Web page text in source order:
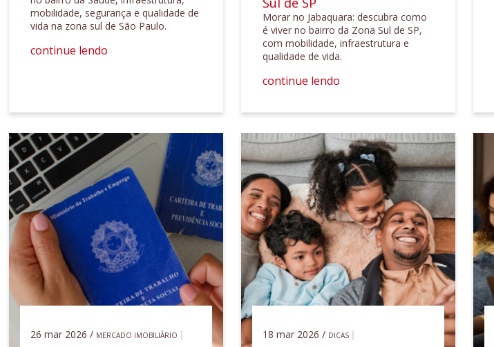
mobilidade, segurança e qualidade de
vida na zona sul de São Paulo.
continue lendo
Morar no Jabaquara: descubra como
é viver no bairro da Zona Sul de SP,
com mobilidade, infraestrutura e
qualidade de vida.
continue lendo
26 mar 2026 / MERCADO IMOBILIÁRIO 18 mar 2026 / DICAS